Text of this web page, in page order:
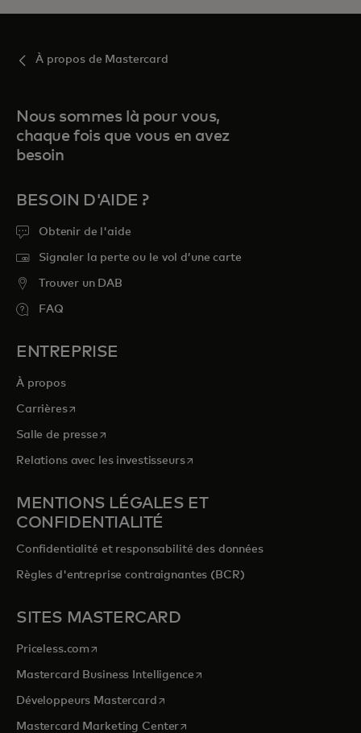
À propos de Mastercard
Nous sommes là pour vous,
chaque fois que vous en avez
besoin
BESOIN D'AIDE ?
Obtenir de l'aide
Signaler la perte ou le vol d’une carte
Trouver un DAB
FAQ
ENTREPRISE
À propos
Carrièress’ouvre dans un nouvel onglet
Salle de presses’ouvre dans un nouvel onglet
Relations avec les investisseurss’ouvre dans un nouvel onglet
MENTIONS LÉGALES ET
CONFIDENTIALITÉ
Confidentialité et responsabilité des données
Règles d'entreprise contraignantes (BCR)
SITES MASTERCARD
Priceless.com s’ouvre dans un nouvel onglet
Mastercard Business Intelligences’ouvre dans un nouvel onglet
Développeurs Mastercards’ouvre dans un nouvel onglet
Mastercard Marketing Centers’ouvre dans un nouvel onglet